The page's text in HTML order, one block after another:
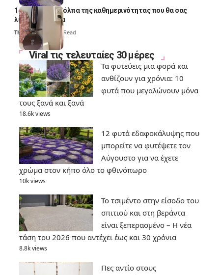
14 πανέξυπνα κόλπα της καθημερινότητας που θα σας
λύσουν τα χέρια
Thali Ombre 6 Min Read
Viral τις τελευταίες 30 μέρες
Τα φυτεύεις μια φορά και
ανθίζουν για χρόνια: 10
φυτά που μεγαλώνουν μόνα
τους ξανά και ξανά
18.6k views
12 φυτά εδαφοκάλυψης που
μπορείτε να φυτέψετε τον
Αύγουστο για να έχετε
χρώμα στον κήπο όλο το φθινόπωρο
10k views
Το τσιμέντο στην είσοδο του
σπιτιού και στη βεράντα
είναι ξεπερασμένο – Η νέα
τάση του 2026 που αντέχει έως και 30 χρόνια
8.8k views
Πες αντίο στους